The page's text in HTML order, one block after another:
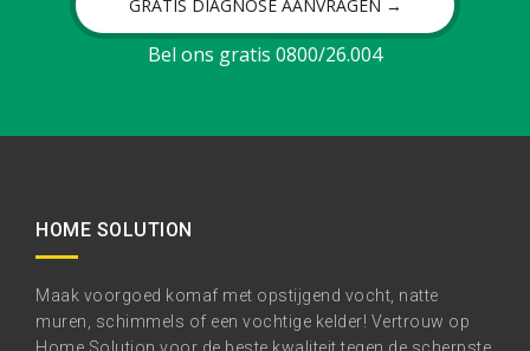
GRATIS DIAGNOSE AANVRAGEN →
Bel ons gratis 0800/26.004
HOME SOLUTION
Maak voorgoed komaf met opstijgend vocht, natte
muren, schimmels of een vochtige kelder! Vertrouw op